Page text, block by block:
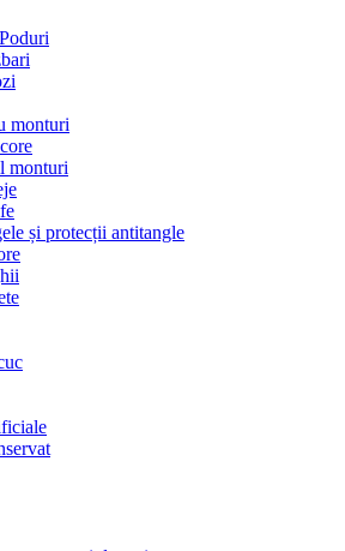
monturi
monturi
și protecții antitangle